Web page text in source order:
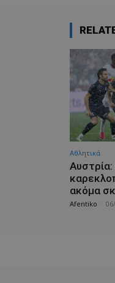
Αθλητικά
Αυστρία:
ακόμα
Afentiko